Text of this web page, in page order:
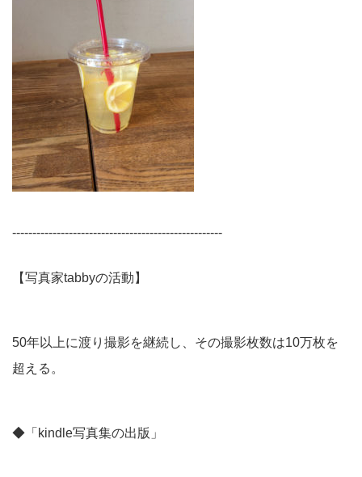
----------------------------------------------------
【写真家tabbyの活動】
50年以上に渡り撮影を継続し、その撮影枚数は10万枚を
超える。
◆「kindle写真集の出版」